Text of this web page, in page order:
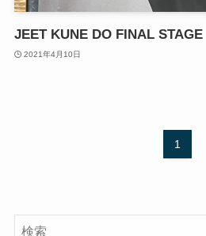
JEET KUNE DO FINAL STAGE
2021年4月10日
1